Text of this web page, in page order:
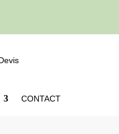
CONTACT